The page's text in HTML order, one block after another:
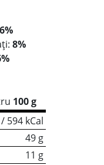
8%
100 g
594 kCal
49 g
11 g